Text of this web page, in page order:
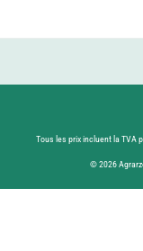
Tous les prix incluent la TVA
© 2026